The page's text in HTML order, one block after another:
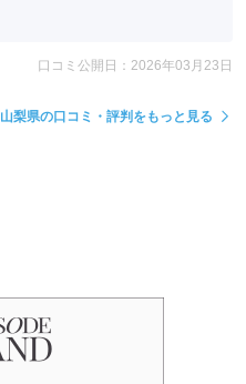
口コミ公開日：2026年03月23日
山梨県の口コミ・評判をもっと見る